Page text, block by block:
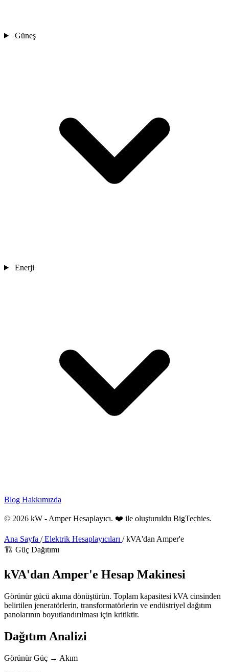
Güneş
Enerji
Blog Hakkımızda
© 2026 kW - Amper Hesaplayıcı. ❤️ ile oluşturuldu BigTechies.
Ana Sayfa /Elektrik Hesaplayıcıları /kVA'dan Amper'e
🏗️ Güç Dağıtımı
kVA'dan Amper'e Hesap Makinesi
Görünür gücü akıma dönüştürün. Toplam kapasitesi kVA cinsinden
belirtilen jeneratörlerin, transformatörlerin ve endüstriyel dağıtım
panolarının boyutlandırılması için kritiktir.
Dağıtım Analizi
Görünür Güç → Akım